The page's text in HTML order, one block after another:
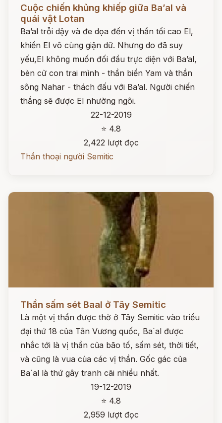
Cuộc chiến khủng khiếp giữa Ba’al và
quái vật Lotan
Ba’al trỗi dậy và đe dọa đến vị thần tối cao El,
khiến El vô cùng giận dữ. Nhưng do đã suy
yếu,El không muốn đối đầu trực diện với Ba’al,
bèn cử con trai mình - thần biển Yam và thần
sông Nahar - thách đấu với Ba’al. Người chiến
thắng sẽ được El nhường ngôi.
22-12-2019
⭐ 4.8
2,422 lượt đọc
Thần thoại người Semitic
Đọc ngay
Thần sấm sét Baal ở Tây Semitic
Là một vị thần được thờ ở Tây Semitic vào triều
đại thứ 18 của Tân Vương quốc, Ba`al được
nhắc tới là vị thần của bão tố, sấm sét, thời tiết,
và cũng là vua của các vị thần. Gốc gác của
Ba`al là thứ gây tranh cãi nhiều nhất.
19-12-2019
⭐ 4.8
2,959 lượt đọc